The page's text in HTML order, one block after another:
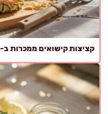
קציצות קישואים ממכרות ב-25 דקות, בלי טיגון בכלל